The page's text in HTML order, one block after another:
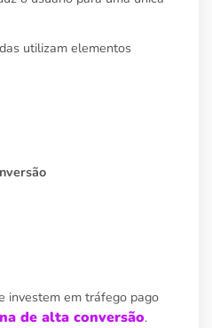
utilizam elementos
investem em tráfego pago
de alta conversão.